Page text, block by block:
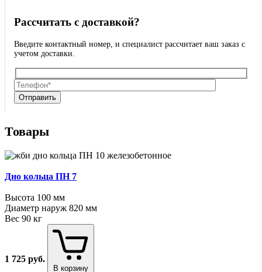
Рассчитать с доставкой?
Введите контактный номер, и специалист рассчитает ваш заказ с
учетом доставки.
Оставьте это поле пустым.
Оставьте это поле пустым.
Товары
Дно кольца ПН 7
Высота 100 мм
Диаметр наруж 820 мм
Вес 90 кг
1 725 руб.
В корзину